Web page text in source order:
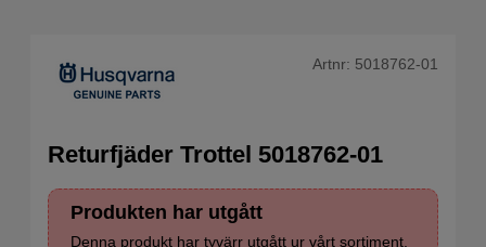
Artnr: 5018762-01
Returfjäder Trottel 5018762-01
Produkten har utgått
Denna produkt har tyvärr utgått ur vårt sortiment.